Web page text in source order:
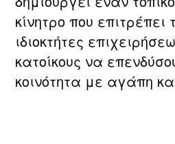
κίνητρο που επιτρέπει
ιδιοκτήτες
κατοίκους να
κοινότητα με αγάπη